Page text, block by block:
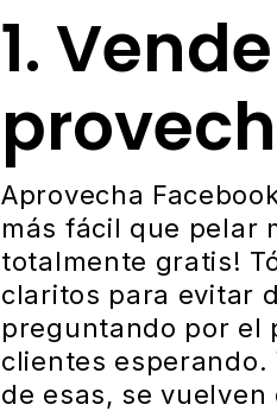
1.
Aprovecha
más fácil que pelar
totalmente gratis!
claritos para evitar
preguntando por el
clientes
de esas, se